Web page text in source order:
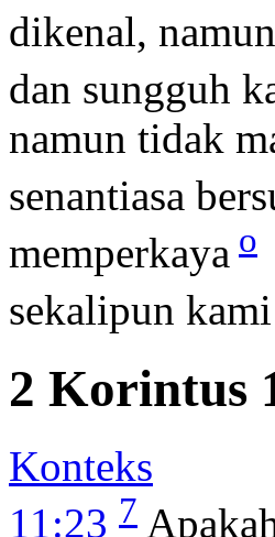
dikenal,
dan sungguh
namun tidak
senantiasa
memperkaya o
sekalipun
2 Korintus
Konteks
11:23 7